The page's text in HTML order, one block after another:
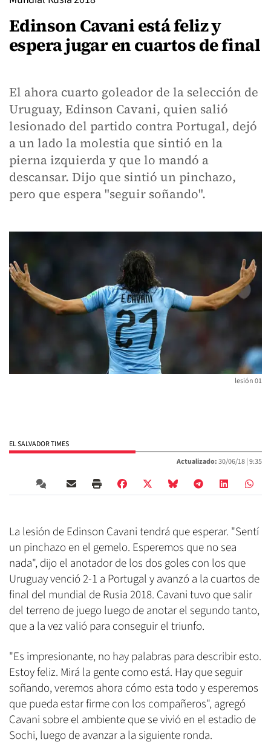
Edinson Cavani está feliz y
espera jugar en cuartos de final
El ahora cuarto goleador de la selección de
Uruguay, Edinson Cavani, quien salió
lesionado del partido contra Portugal, dejó
a un lado la molestia que sintió en la
pierna izquierda y que lo mandó a
descansar. Dijo que sintió un pinchazo,
pero que espera "seguir soñando".
lesión 01
EL SALVADOR TIMES
Actualizado:30/06/18 |9:35
La lesión de Edinson Cavani tendrá que esperar. "Sentí
un pinchazo en el gemelo. Esperemos que no sea
nada", dijo el anotador de los dos goles con los que
Uruguay venció 2-1 a Portugal y avanzó a la cuartos de
final del mundial de Rusia 2018. Cavani tuvo que salir
del terreno de juego luego de anotar el segundo tanto,
que a la vez valió para conseguir el triunfo.
"Es impresionante, no hay palabras para describir esto.
Estoy feliz. Mirá la gente como está. Hay que seguir
soñando, veremos ahora cómo esta todo y esperemos
que pueda estar firme con los compañeros", agregó
Cavani sobre el ambiente que se vivió en el estadio de
Sochi, luego de avanzar a la siguiente ronda.